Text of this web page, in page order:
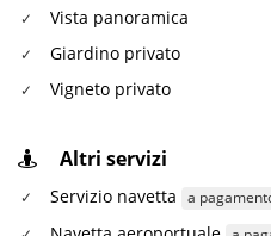
Vista panoramica
Giardino privato
Vigneto privato
Altri servizi
Servizio navetta a